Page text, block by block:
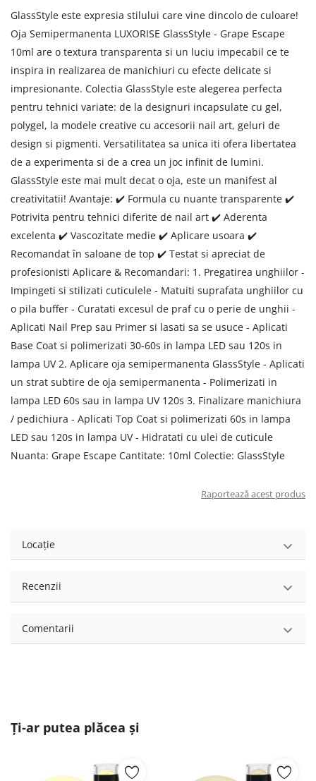
GlassStyle este expresia stilului care vine dincolo de culoare!
Oja Semipermanenta LUXORISE GlassStyle - Grape Escape
10ml are o textura transparenta si un luciu impecabil ce te
inspira in realizarea de manichiuri cu efecte delicate si
impresionante. Colectia GlassStyle este alegerea perfecta
pentru tehnici variate: de la designuri incapsulate cu gel,
polygel, la modele creative cu accesorii nail art, geluri de
design si pigmenti. Versatilitatea sa unica iti ofera libertatea
de a experimenta si de a crea un joc infinit de lumini.
GlassStyle este mai mult decat o oja, este un manifest al
creativitatii! Avantaje: ✔️ Formula cu nuante transparente ✔️
Potrivita pentru tehnici diferite de nail art ✔️ Aderenta
excelenta ✔️ Vascozitate medie ✔️ Aplicare usoara ✔️
Recomandat în saloane de top ✔️ Testat si apreciat de
profesionisti Aplicare & Recomandari: 1. Pregatirea unghiilor -
Impingeti si stilizati cuticulele - Matuiti suprafata unghiilor cu
o pila buffer - Curatati excesul de praf cu o perie de unghii -
Aplicati Nail Prep sau Primer si lasati sa se usuce - Aplicati
Base Coat si polimerizati 30-60s in lampa LED sau 120s in
lampa UV 2. Aplicare oja semipermanenta GlassStyle - Aplicati
un strat subtire de oja semipermanenta - Polimerizati in
lampa LED 60s sau in lampa UV 120s 3. Finalizare manichiura
/ pedichiura - Aplicati Top Coat si polimerizati 60s in lampa
LED sau 120s in lampa UV - Hidratati cu ulei de cuticule
Nuanta: Grape Escape Cantitate: 10ml Colectie: GlassStyle
Raportează acest produs
Locație
Recenzii
Comentarii
Ți-ar putea plăcea și